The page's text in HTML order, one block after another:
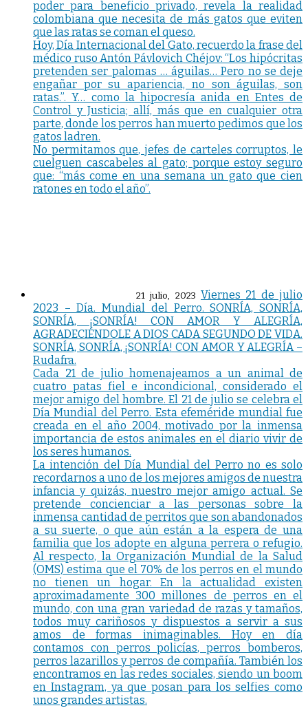
poder para beneficio privado, revela la realidad
colombiana que necesita de más gatos que eviten
que las ratas se coman el queso.
Hoy, Día Internacional del Gato, recuerdo la frase del
médico ruso Antón Pávlovich Chéjov: “Los hipócritas
pretenden ser palomas … águilas… Pero no se deje
engañar por su apariencia, no son águilas, son
ratas.”. Y… como la hipocresía anida en Entes de
Control y Justicia; allí, más que en cualquier otra
parte, donde los perros han muerto pedimos que los
gatos ladren.
No permitamos que, jefes de carteles corruptos, le
cuelguen cascabeles al gato; porque estoy seguro
que: “más come en una semana un gato que cien
ratones en todo el año”.
21 julio, 2023 Viernes 21 de julio
2023 – Día. Mundial del Perro. SONRÍA, SONRÍA,
SONRÍA, ¡SONRÍA! CON AMOR Y ALEGRÍA,
AGRADECIÉNDOLE A DIOS CADA SEGUNDO DE VIDA.
SONRÍA, SONRÍA, ¡SONRÍA! CON AMOR Y ALEGRÍA –
Rudafra.
Cada 21 de julio homenajeamos a un animal de
cuatro patas fiel e incondicional, considerado el
mejor amigo del hombre. El 21 de julio se celebra el
Día Mundial del Perro. Esta efeméride mundial fue
creada en el año 2004, motivado por la inmensa
importancia de estos animales en el diario vivir de
los seres humanos.
La intención del Día Mundial del Perro no es solo
recordarnos a uno de los mejores amigos de nuestra
infancia y quizás, nuestro mejor amigo actual. Se
pretende concienciar a las personas sobre la
inmensa cantidad de perritos que son abandonados
a su suerte, o que aún están a la espera de una
familia que los adopte en alguna perrera o refugio.
Al respecto, la Organización Mundial de la Salud
(OMS) estima que el 70% de los perros en el mundo
no tienen un hogar. En la actualidad existen
aproximadamente 300 millones de perros en el
mundo, con una gran variedad de razas y tamaños,
todos muy cariñosos y dispuestos a servir a sus
amos de formas inimaginables. Hoy en día
contamos con perros policías, perros bomberos,
perros lazarillos y perros de compañía. También los
encontramos en las redes sociales, siendo un boom
en Instagram, ya que posan para los selfies como
unos grandes artistas.